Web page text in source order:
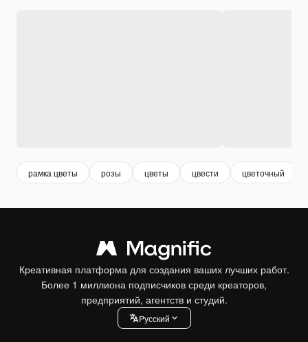
рамка цветы розы цветы цвести цветочный
Креативная платформа для создания ваших лучших работ.
Более 1 миллиона подписчиков среди креаторов,
предприятий, агентств и студий.
Pусский